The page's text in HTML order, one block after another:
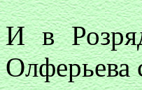
И в
Олферьева